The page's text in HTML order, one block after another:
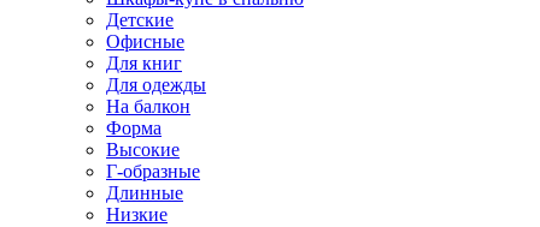
Детские
Офисные
Для книг
Для одежды
На балкон
Форма
Высокие
Г-образные
Длинные
Низкие